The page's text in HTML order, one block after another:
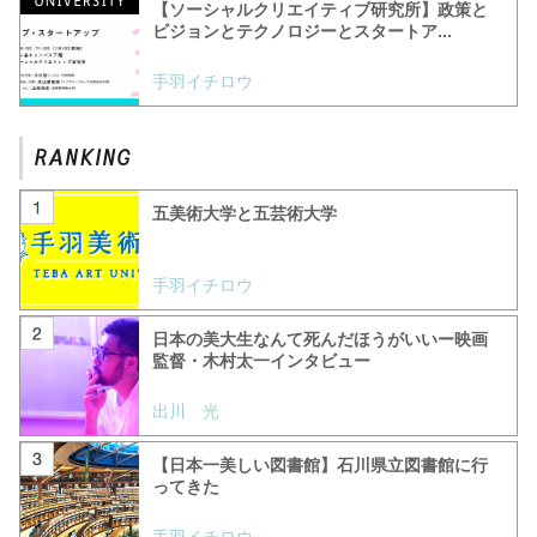
【ソーシャルクリエイティブ研究所】政策と
ビジョンとテクノロジーとスタートア...
手羽イチロウ
五美術大学と五芸術大学
手羽イチロウ
日本の美大生なんて死んだほうがいいー映画
監督・木村太一インタビュー
出川 光
【日本一美しい図書館】石川県立図書館に行
ってきた